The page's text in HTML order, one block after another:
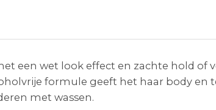
een wet look effect en zachte hold
formule geeft het haar body
met wassen.